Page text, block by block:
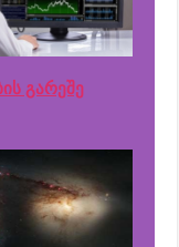
გარეშე